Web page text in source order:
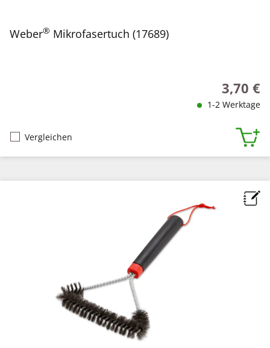
Weber® Mikrofasertuch (17689)
3,70 €
1-2 Werktage
Vergleichen